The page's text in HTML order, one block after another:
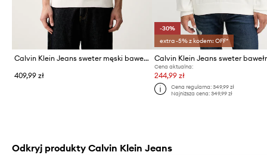
Calvin Klein Jeans sweter męski bawełniany
409,99 zł
-30%
extra -5% z kodem: OFF*
Calvin Klein Jeans sweter
Cena aktualna:
244,99 zł
Cena regularna: 349,99 zł
Najniższa cena: 349,99 zł
Odkryj produkty Calvin Klein Jeans